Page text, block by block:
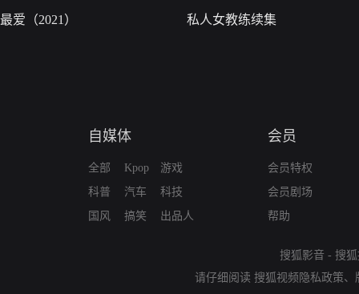
最爱（2021） 私人女教练续集
自媒体
全部
科普
国风
Kpop
汽车
搞笑
游戏
科技
出品人
会员
会员特权
会员剧场
帮助
搜狐影音 - 搜
请仔细阅读 搜狐视频隐私政策、